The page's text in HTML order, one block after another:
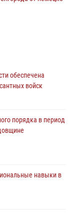
ВСУ жителя
свыше 130
в краже
обеспечена
войск
порядка в период
навыки в